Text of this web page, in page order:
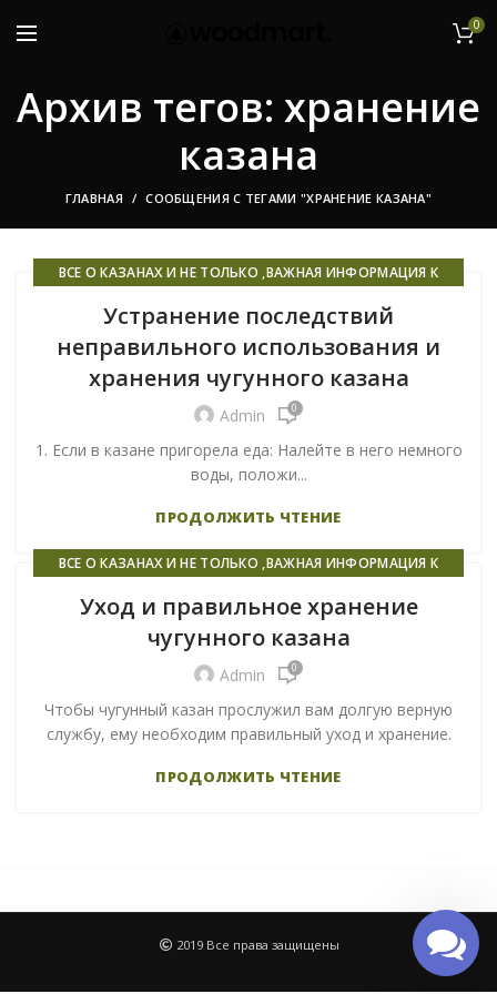
0
Архив тегов: хранение
казана
ГЛАВНАЯ СООБЩЕНИЯ С ТЕГАМИ "ХРАНЕНИЕ КАЗАНА"
ВСЕ О КАЗАНАХ И НЕ ТОЛЬКО ,ВАЖНАЯ ИНФОРМАЦИЯ К
Устранение последствий
неправильного использования и
хранения чугунного казана
Admin 0
1. Если в казане пригорела еда: Налейте в него немного
воды, положи...
ПРОДОЛЖИТЬ ЧТЕНИЕ
ВСЕ О КАЗАНАХ И НЕ ТОЛЬКО ,ВАЖНАЯ ИНФОРМАЦИЯ К
Уход и правильное хранение
чугунного казана
Admin 0
Чтобы чугунный казан прослужил вам долгую верную
службу, ему необходим правильный уход и хранение.
ПРОДОЛЖИТЬ ЧТЕНИЕ
2019 Все права защищены